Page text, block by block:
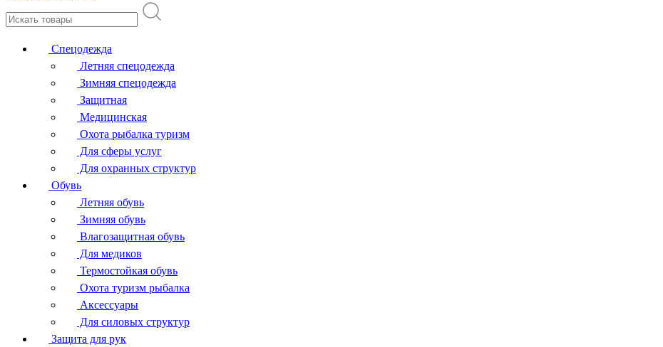
Спецодежда
Летняя спецодежда
Зимняя спецодежда
Защитная
Медицинская
Охота рыбалка туризм
Для сферы услуг
Для охранных структур
Обувь
Летняя обувь
Зимняя обувь
Влагозащитная обувь
Для медиков
Термостойкая обувь
Охота туризм рыбалка
Аксессуары
Для силовых структур
Защита для рук